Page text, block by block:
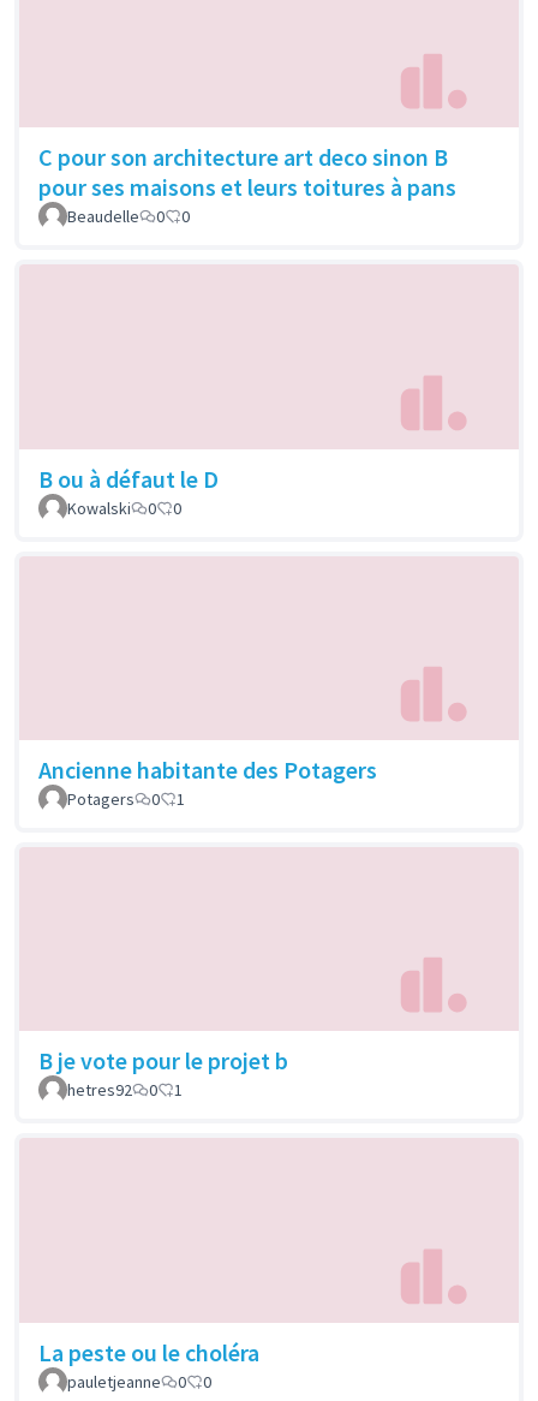
C pour son architecture art deco sinon B
pour ses maisons et leurs toitures à pans
Beaudelle 0 0
B ou à défaut le D
Kowalski 0 0
Ancienne habitante des Potagers
Potagers 0 1
B je vote pour le projet b
hetres92 0 1
La peste ou le choléra
pauletjeanne 0 0